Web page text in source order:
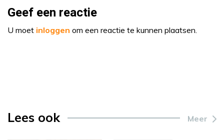
Geef een reactie
U moet inloggen om een reactie te kunnen plaatsen.
Lees ook Meer